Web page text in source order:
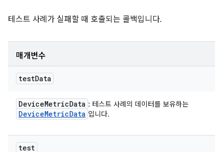
테스트 사례가 실패할 때 호출되는 콜백입니다.
매개변수
testData
DeviceMetricData : 테스트 사례의 데이터를 보유하는
DeviceMetricData 입니다.
test